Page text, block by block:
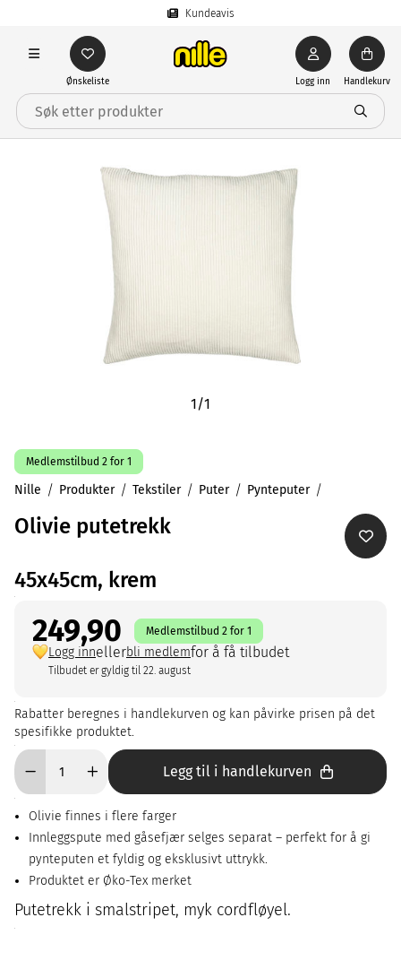
Kundeavis
Ønskeliste Logg inn Handlekurv
1/1
Medlemstilbud 2 for 1
Nille Produkter Tekstiler Puter Pynteputer
Olivie putetrekk
45x45cm, krem
249,90 Medlemstilbud 2 for 1
Logg innellerbli medlemfor å få tilbudet
Tilbudet er gyldig til 22. august
Rabatter beregnes i handlekurven og kan påvirke prisen på det
spesifikke produktet.
Legg til i handlekurven
Olivie finnes i flere farger
Innleggspute med gåsefjær selges separat – perfekt for å gi
pynteputen et fyldig og eksklusivt uttrykk.
Produktet er Øko-Tex merket
Putetrekk i smalstripet, myk cordfløyel.